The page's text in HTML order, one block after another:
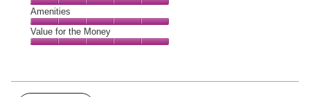
5
of
5
5
out
of
5
Service,
5
out
Amenities
Amenities,
5
5
Value for the Money
Money,